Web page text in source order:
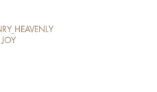
HEAVENLY